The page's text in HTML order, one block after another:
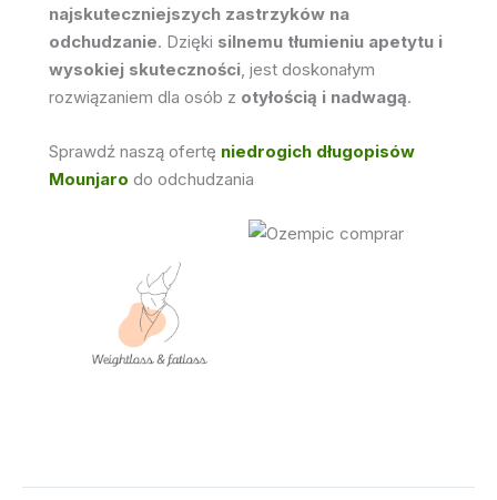
najskuteczniejszych zastrzyków na
odchudzanie. Dzięki silnemu tłumieniu apetytu i
wysokiej skuteczności , jest doskonałym
rozwiązaniem dla osób z otyłością i nadwagą.
Sprawdź naszą ofertę niedrogich długopisów
Mounjaro do odchudzania